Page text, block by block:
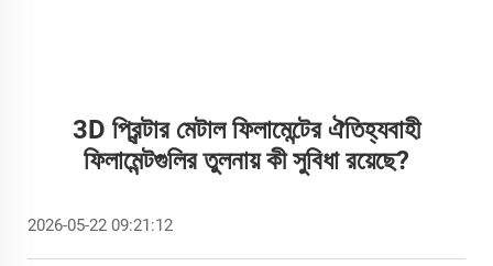
3D প্রিন্টার মেটাল ফিলামেন্টের ঐতিহ্যবাহী
ফিলামেন্টগুলির তুলনায় কী সুবিধা রয়েছে?
2026-05-22 09:21:12